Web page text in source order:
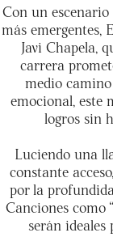
Con un
más emergentes,
Javi Chapela,
carrera
medio
emocional, este
logros sin
Luciendo una
constante
por la
Canciones como
serán